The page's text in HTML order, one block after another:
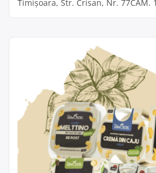
Timișoara, Str. Crisan, Nr. 77CAM. 1